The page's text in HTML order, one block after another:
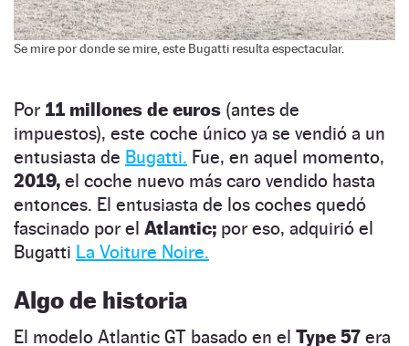
Se mire por donde se mire, este Bugatti resulta espectacular.
Por 11 millones de euros (antes de
impuestos), este coche único ya se vendió a un
entusiasta de Bugatti. Fue, en aquel momento,
2019, el coche nuevo más caro vendido hasta
entonces. El entusiasta de los coches quedó
fascinado por el Atlantic; por eso, adquirió el
Bugatti La Voiture Noire.
Algo de historia
El modelo Atlantic GT basado en el Type 57 era